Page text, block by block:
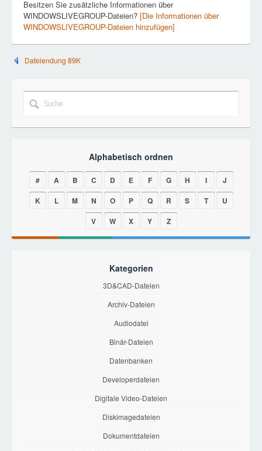
Besitzen Sie zusätzliche Informationen über
WINDOWSLIVEGROUP-Dateien? [Die Informationen über
WINDOWSLIVEGROUP-Dateien hinzufügen]
Dateiendung 89K
Alphabetisch ordnen
# A B C D E F G H I
J
K
L M N O P Q R S T
U
V
W X Y Z
Kategorien
3D&CAD-Dateien
Archiv-Dateien
Audiodatei
Binär-Dateien
Datenbanken
Developerdateien
Digitale Video-Dateien
Diskimagedateien
Dokumentdateien